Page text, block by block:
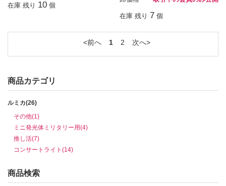
在庫 残り 10 個
在庫 残り 7 個
前へ 1 2 次へ
商品カテゴリ
ルミカ(26)
その他(1)
ミニ発光体ミリタリー用(4)
推し活(7)
コンサートライト(14)
商品検索